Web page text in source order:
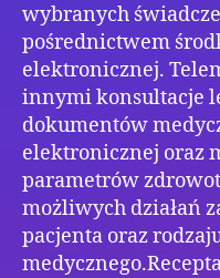
wybranych
pośrednictwem
elektronicznej.
innymi konsultacje
dokumentów
elektronicznej oraz
parametrów
możliwych działań
pacjenta oraz